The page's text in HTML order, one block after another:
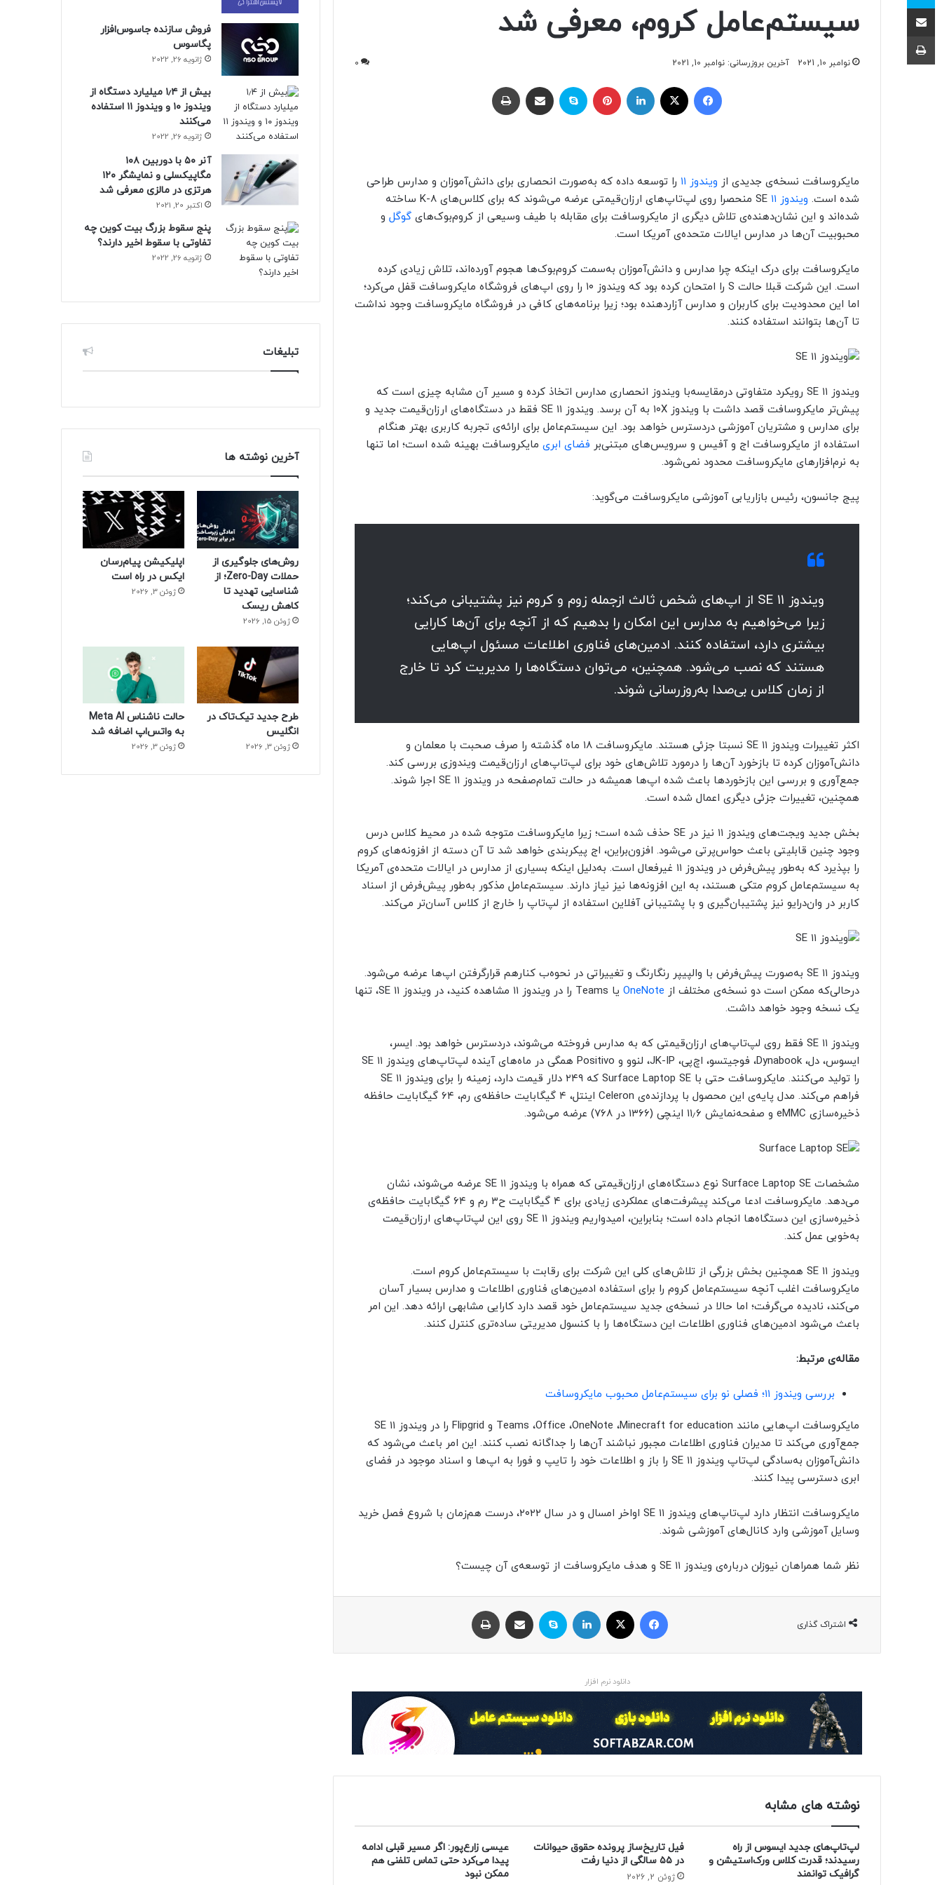
سیستم‌عامل کروم، معرفی شد
نوامبر 10, 2021 آخرین بروزرسانی: نوامبر 10, 2021 0
ایکس
مایکروسافت نسخه‌ی جدیدی از ویندوز ۱۱
را توسعه داده که به‌صورت انحصاری برای دانش‌آموزان و مدارس طراحی
شده است. ویندوز ۱۱
SE منحصرا روی لپ‌تاپ‌های ارزان‌قیمتی عرضه می‌شوند که برای کلاس‌های K-8 ساخته
شده‌اند و این نشان‌دهنده‌ی تلاش دیگری از مایکروسافت برای مقابله با طیف وسیعی از کروم‌بوک‌های گوگل و
محبوبیت آن‌ها در مدارس ایالات متحده‌ی آمریکا است.
مایکروسافت برای درک اینکه چرا مدارس و دانش‌آموزان به‌سمت کروم‌بوک‌ها هجوم آورده‌اند، تلاش زیادی کرده
است. این شرکت قبلا حالت S را امتحان کرده بود که ویندوز ۱۰ را روی اپ‌های فروشگاه مایکروسافت قفل می‌کرد؛
اما این محدودیت برای کاربران و مدارس آزاردهنده بود؛ زیرا برنامه‌های کافی در فروشگاه مایکروسافت وجود نداشت
تا آن‌ها بتوانند استفاده کنند.
ویندوز ۱۱ SE رویکرد متفاوتی درمقایسه‌با ویندوز انحصاری مدارس اتخاذ کرده و مسیر آن مشابه چیزی است که
پیش‌تر مایکروسافت قصد داشت با ویندوز ۱۰X به آن برسد. ویندوز ۱۱ SE فقط در دستگاه‌های ارزان‌قیمت جدید و
برای مدارس و مشتریان آموزشی دردسترس خواهد بود. این سیستم‌عامل برای ارائه‌ی تجربه کاربری بهتر هنگام
استفاده از مایکروسافت اج و آفیس و سرویس‌های مبتنی‌بر فضای ابری مایکروسافت بهینه شده است؛ اما تنها
به نرم‌افزار‌های مایکروسافت محدود نمی‌شود.
پیج جانسون، رئیس بازاریابی آموزشی مایکروسافت می‌گوید:
ویندوز ۱۱ SE از اپ‌های شخص ثالث ازجمله زوم و کروم نیز پشتیبانی می‌کند؛
زیرا می‌خواهیم به مدارس این امکان را بدهیم که از آنچه برای آن‌ها کارایی
بیشتری دارد، استفاده کنند. ادمین‌های فناوری اطلاعات مسئول اپ‌‌هایی
هستند که نصب می‌شود. همچنین، می‌توان دستگاه‌ها را مدیریت کرد تا خارج
از زمان کلاس بی‌صدا به‌روزرسانی شوند.
اکثر تغییرات ویندوز ۱۱ SE نسبتا جزئی هستند. مایکروسافت ۱۸ ماه گذشته را صرف صحبت با معلمان و
دانش‌آموزان کرده تا بازخورد آن‌ها را درمورد تلاش‌های خود برای لپ‌تاپ‌های ارزان‌قیمت ویندوزی بررسی کند.
جمع‌آوری و بررسی این بازخوردها باعث شده اپ‌ها همیشه در حالت تمام‌صفحه در ویندوز ۱۱ SE
اجرا شوند.
همچنین، تغییرات جزئی دیگری اعمال شده است.
بخش جدید ویجت‌های ویندوز ۱۱ نیز در SE حذف شده است؛ زیرا مایکروسافت متوجه شده در محیط کلاس درس
وجود چنین قابلیتی باعث حواس‌پرتی می‌شود. افزون‌براین، اج پیکربندی خواهد شد تا آن دسته از افزونه‌های کروم
را بپذیرد که به‌طور پیش‌فرض در ویندوز ۱۱ غیرفعال است. به‌دلیل اینکه بسیاری از مدارس در ایالات متحده‌ی آمریکا
به سیستم‌عامل کروم متکی هستند، به این افزونه‌ها نیز نیاز دارند. سیستم‌عامل مذکور به‌طور پیش‌فرض از اسناد
کاربر در وان‌درایو نیز پشتیبان‌گیری و با پشتیبانی آفلاین استفاده از لپ‌تاپ را خارج از کلاس آسان‌تر می‌کند.
ویندوز ۱۱ SE به‌صورت پیش‌فرض با والپیپر رنگارنگ و تغییراتی در نحوه‌ب کنارهم قرارگرفتن اپ‌ها عرضه می‌شود.
درحالی‌که ممکن است دو نسخه‌ی مختلف از OneNote یا Teams را در ویندوز ۱۱ مشاهده کنید، در ویندوز ۱۱ SE،
تنها
یک نسخه وجود خواهد داشت.
ویندوز ۱۱ SE فقط روی لپ‌تاپ‌های ارزان‌قیمتی که به مدارس فروخته می‌شوند، دردسترس خواهد بود. ایسر،
ایسوس، دل، Dynabook، فوجیتسو، اچ‌پی، JK-IP، لنوو و Positivo
همگی در ماه‌های آینده لپ‌تاپ‌های
ویندوز ۱۱ SE
را تولید می‌کنند. مایکروسافت حتی با Surface Laptop SE
که ۲۴۹ دلار قیمت دارد، زمینه را برای
ویندوز ۱۱ SE
فراهم می‌کند. مدل پایه‌ی این محصول با پردازنده‌ی Celeron اینتل، ۴ گیگابایت حافظه‌ی رم، ۶۴ گیگابایت حافظه
ذخیره‌سازی eMMC و صفحه‌نمایش ۱۱٫۶ اینچی (۱۳۶۶ در ۷۶۸) عرضه می‌شود.
مشخصات Surface Laptop SE نوع دستگاه‌های ارزان‌قیمتی که همراه با ویندوز ۱۱ SE عرضه‌ می‌شوند، نشان
می‌دهد. مایکروسافت ادعا می‌کند پیشرفت‌های عملکردی زیادی برای ۴ گیگابایت ح۳ رم و ۶۴ گیگابایت حافظه‌ی
ذخیره‌سازی این دستگاه‌ها انجام داده است؛ بنابراین، امیدواریم ویندوز ۱۱ SE روی این لپ‌تاپ‌های ارزان‌قیمت
به‌خوبی عمل کند.
ویندوز ۱۱ SE همچنین بخش بزرگی از تلاش‌های کلی این شرکت برای رقابت با سیستم‌عامل کروم است.
مایکروسافت اغلب آنچه سیستم‌عامل کروم را برای استفاده ادمین‌های فناوری اطلاعات و مدارس بسیار آسان
می‌کند، نادیده می‌گرفت؛ اما حالا در نسخه‌ی جدید سیستم‌عامل خود قصد دارد کارایی مشابهی ارائه دهد. این امر
باعث می‌شود ادمین‌های فناوری اطلاعات این دستگاه‌ها را با کنسول مدیریتی ساده‌تری کنترل کنند.
مقاله‌ی مرتبط:
بررسی ویندوز ۱۱؛ فصلی نو برای سیستم‌عامل محبوب مایکروسافت
مایکروسافت اپ‌هایی مانند Teams ،Office ،OneNote ،Minecraft for education و Flipgrid را در ویندوز ۱۱ SE
جمع‌آوری می‌کند تا مدیران فناوری اطلاعات مجبور نباشند آن‌ها را جداگانه نصب کنند. این امر باعث می‌شود که
دانش‌آموزان به‌سادگی لپ‌تاپ ویندوز ۱۱ SE را باز و اطلاعات خود را تایپ و فورا به اپ‌ها و اسناد موجود در فضای
ابری دسترسی پیدا کنند.
مایکروسافت انتظار دارد لپ‌تاپ‌های ویندوز ۱۱ SE اواخر امسال و در سال ۲۰۲۲، درست هم‌زمان با شروع فصل خرید
وسایل آموزشی وارد کانال‌های آموزشی شوند.
نظر شما همراهان نیوزلن درباره‌ی ویندوز ۱۱ SE و هدف مایکروسافت از توسعه‌ی آن چیست؟
اشتراک گذاری
ایکس
دانلود نرم افزار
نوشته های مشابه
لپ‌تاپ‌های جدید ایسوس از راه
رسیدند؛ قدرت کلاس ورک‌استیشن و
گرافیک توانمند
فیل تاریخ‌ساز پرونده حقوق حیوانات
در ۵۵ سالگی از دنیا رفت
ژوئن 2, 2026
عیسی زارع‌پور: اگر مسیر قبلی ادامه
پیدا می‌کرد حتی تماس تلفنی هم
ممکن نبود
فروش سازنده جاسوس‌افزار
پگاسوس
ژانویه 26, 2022
بیش از ۱٫۴ میلیارد دستگاه از
ویندوز ۱۰ و ویندوز ۱۱ استفاده
می‌کنند
ژانویه 26, 2022
آنر ۵۰ با دوربین ۱۰۸
مگاپیکسلی و نمایشگر ۱۲۰
هرتزی در مالزی معرفی شد
اکتبر 20, 2021
پنج سقوط بزرگ بیت کوین چه
تفاوتی با سقوط اخیر دارند؟
ژانویه 26, 2022
تبلیغات
آخرین نوشته ها
روش‌های جلوگیری از
حملات Zero-Day؛ از
شناسایی تهدید تا
کاهش ریسک
ژوئن 15, 2026
اپلیکیشن پیام‌رسان
ایکس در راه است
ژوئن 3, 2026
طرح جدید تیک‌تاک در
انگلیس
ژوئن 3, 2026
حالت ناشناس Meta AI
به واتس‌اپ اضافه شد
ژوئن 3, 2026